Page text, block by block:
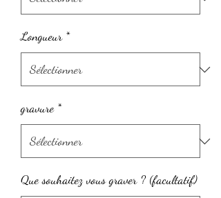
Longueur *
gravure *
Que souhaitez vous graver ? (facultatif)